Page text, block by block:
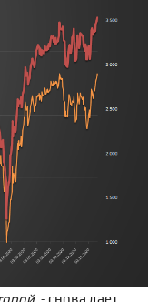
, - снова дает